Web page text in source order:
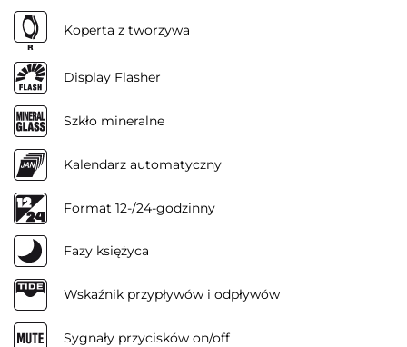
Koperta z tworzywa
Display Flasher
Szkło mineralne
Kalendarz automatyczny
Format 12-/24-godzinny
Fazy księżyca
Wskaźnik przypływów i odpływów
Sygnały przycisków on/off